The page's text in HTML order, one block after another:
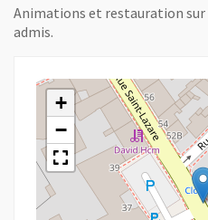
Animations et restauration
admis.
+
−